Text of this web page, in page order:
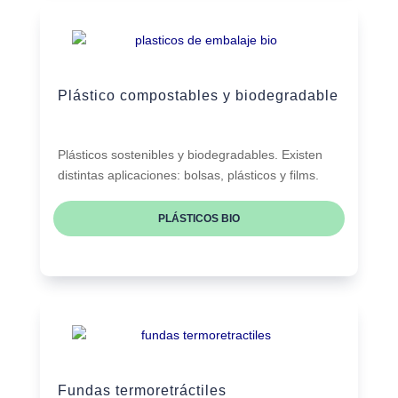
Plástico compostables y biodegradable
Plásticos sostenibles y biodegradables. Existen
distintas aplicaciones: bolsas, plásticos y films.
PLÁSTICOS BIO
Fundas termoretráctiles